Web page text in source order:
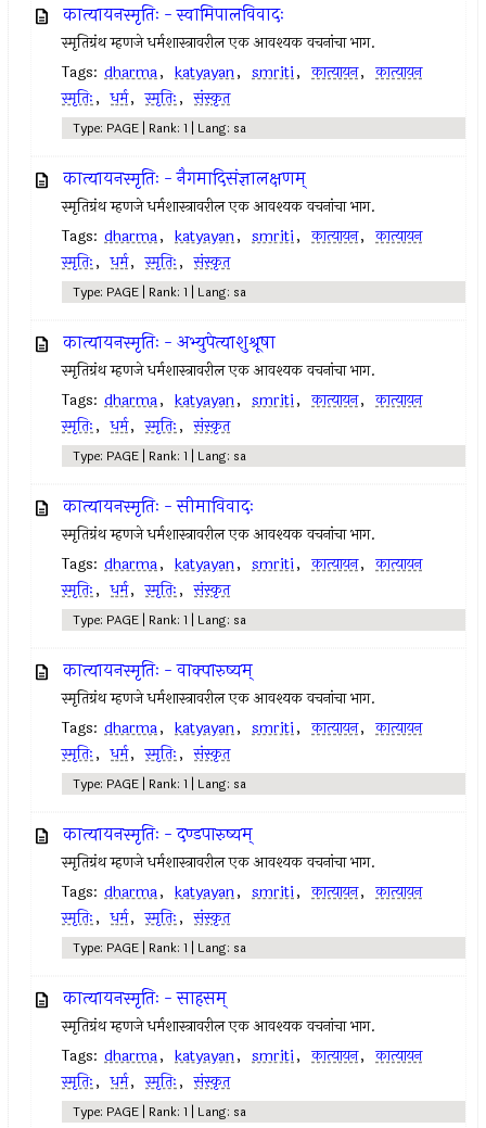
कात्यायनस्मृतिः - स्वामिपालविवादः
स्मृतिग्रंथ म्हणजे धर्मशास्त्रावरील एक आवश्यक वचनांचा भाग.
Tags: dharma, katyayan, smriti, कात्यायन, कात्यायन
स्मृतिः, धर्म, स्मृतिः, संस्कृत
Type: PAGE | Rank: 1 | Lang: sa
कात्यायनस्मृतिः - नैगमादिसंज्ञालक्षणम्
स्मृतिग्रंथ म्हणजे धर्मशास्त्रावरील एक आवश्यक वचनांचा भाग.
Tags: dharma, katyayan, smriti, कात्यायन, कात्यायन
स्मृतिः, धर्म, स्मृतिः, संस्कृत
Type: PAGE | Rank: 1 | Lang: sa
कात्यायनस्मृतिः - अभ्युपेत्याशुश्रूषा
स्मृतिग्रंथ म्हणजे धर्मशास्त्रावरील एक आवश्यक वचनांचा भाग.
Tags: dharma, katyayan, smriti, कात्यायन, कात्यायन
स्मृतिः, धर्म, स्मृतिः, संस्कृत
Type: PAGE | Rank: 1 | Lang: sa
कात्यायनस्मृतिः - सीमाविवादः
स्मृतिग्रंथ म्हणजे धर्मशास्त्रावरील एक आवश्यक वचनांचा भाग.
Tags: dharma, katyayan, smriti, कात्यायन, कात्यायन
स्मृतिः, धर्म, स्मृतिः, संस्कृत
Type: PAGE | Rank: 1 | Lang: sa
कात्यायनस्मृतिः - वाक्पारुष्यम्
स्मृतिग्रंथ म्हणजे धर्मशास्त्रावरील एक आवश्यक वचनांचा भाग.
Tags: dharma, katyayan, smriti, कात्यायन, कात्यायन
स्मृतिः, धर्म, स्मृतिः, संस्कृत
Type: PAGE | Rank: 1 | Lang: sa
कात्यायनस्मृतिः - दण्डपारुष्यम्
स्मृतिग्रंथ म्हणजे धर्मशास्त्रावरील एक आवश्यक वचनांचा भाग.
Tags: dharma, katyayan, smriti, कात्यायन, कात्यायन
स्मृतिः, धर्म, स्मृतिः, संस्कृत
Type: PAGE | Rank: 1 | Lang: sa
कात्यायनस्मृतिः - साहसम्
स्मृतिग्रंथ म्हणजे धर्मशास्त्रावरील एक आवश्यक वचनांचा भाग.
Tags: dharma, katyayan, smriti, कात्यायन, कात्यायन
स्मृतिः, धर्म, स्मृतिः, संस्कृत
Type: PAGE | Rank: 1 | Lang: sa